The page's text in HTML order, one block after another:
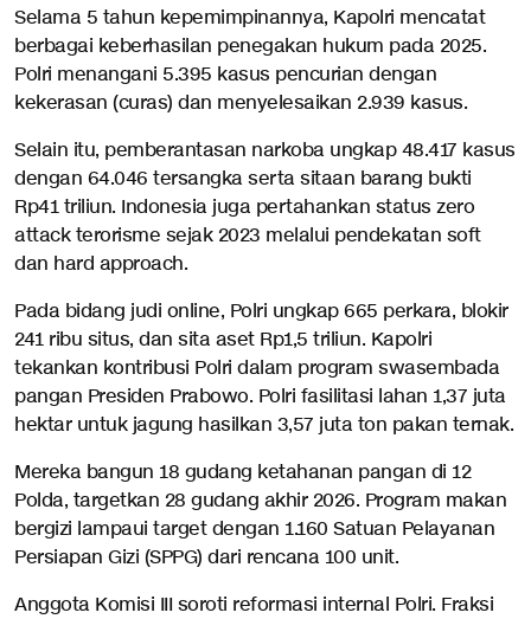
Selama 5 tahun kepemimpinannya, Kapolri mencatat
berbagai keberhasilan penegakan hukum pada 2025.
Polri menangani 5.395 kasus pencurian dengan
kekerasan (curas) dan menyelesaikan 2.939 kasus.
Selain itu, pemberantasan narkoba ungkap 48.417 kasus
dengan 64.046 tersangka serta sitaan barang bukti
Rp41 triliun. Indonesia juga pertahankan status zero
attack terorisme sejak 2023 melalui pendekatan soft
dan hard approach.
Pada bidang judi online, Polri ungkap 665 perkara, blokir
241 ribu situs, dan sita aset Rp1,5 triliun. Kapolri
tekankan kontribusi Polri dalam program swasembada
pangan Presiden Prabowo. Polri fasilitasi lahan 1,37 juta
hektar untuk jagung hasilkan 3,57 juta ton pakan ternak.
Mereka bangun 18 gudang ketahanan pangan di 12
Polda, targetkan 28 gudang akhir 2026. Program makan
bergizi lampaui target dengan 1.160 Satuan Pelayanan
Persiapan Gizi (SPPG) dari rencana 100 unit.
Anggota Komisi III soroti reformasi internal Polri. Fraksi